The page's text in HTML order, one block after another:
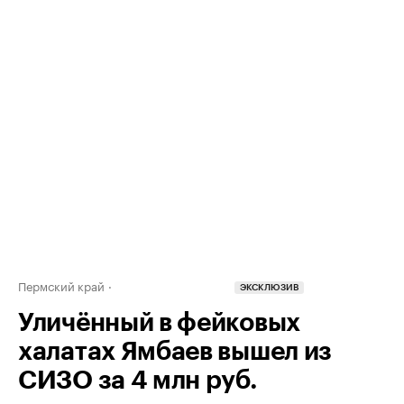
Пермский край ЭКСКЛЮЗИВ
Уличённый в фейковых
халатах Ямбаев вышел из
СИЗО за 4 млн руб.